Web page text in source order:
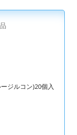
ジルコン)20個入